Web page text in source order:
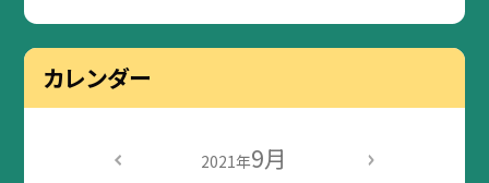
カレンダー
2021年9月